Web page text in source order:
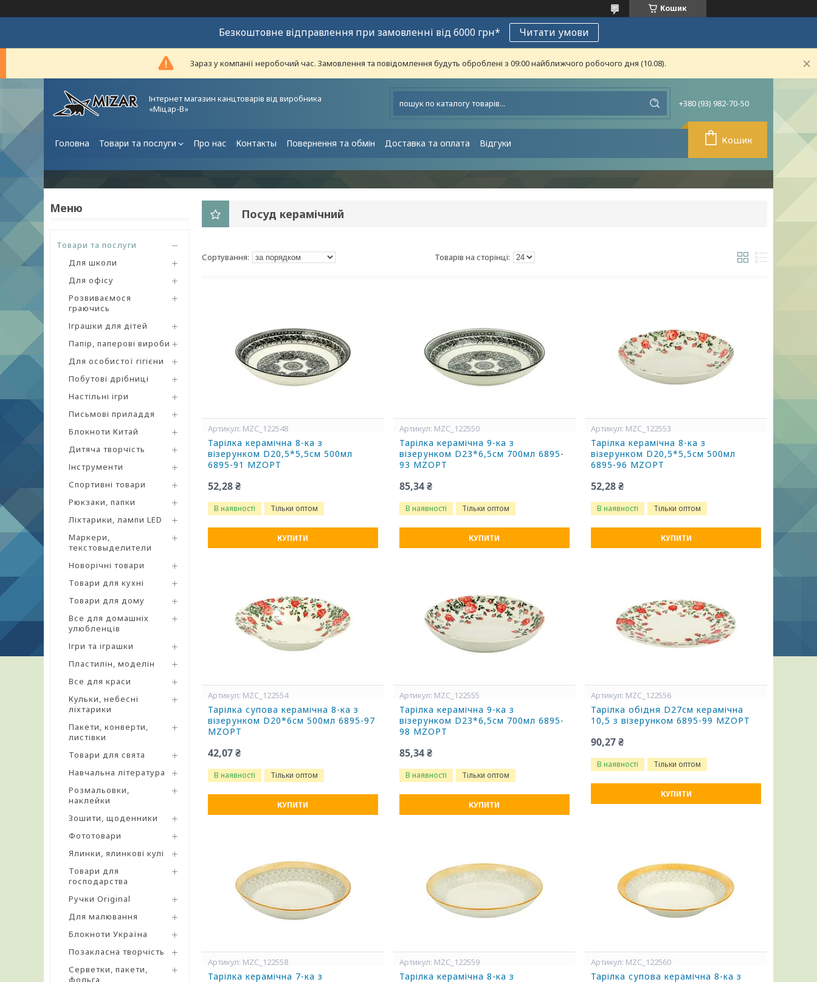
Кошик
Безкоштовне відправлення при замовленні від 6000 грн* Читати умови
Зараз у компанії неробочий час. Замовлення та повідомлення будуть оброблені з 09:00 найближчого робочого дня (10.08).
Інтернет магазин канцтоварів від виробника
«Міцар-В»
+380 (93) 982-70-50
Головна Товари та послуги Про нас Контакты Повернення та обмін Доставка та оплата Відгуки Кошик
Товари та послуги
Для школи
Для офісу
Розвиваємося
граючись
Іграшки для дітей
Папір, паперові вироби
Для особистої гігієни
Побутові дрібниці
Настільні ігри
Письмові приладдя
Блокноти Китай
Дитяча творчість
Інструменти
Спортивні товари
Рюкзаки, папки
Ліхтарики, лампи LED
Маркери,
текстовыделители
Новорічні товари
Товари для кухні
Товари для дому
Все для домашніх
улюбленців
Ігри та іграшки
Пластилін, моделін
Все для краси
Кульки, небесні
ліхтарики
Пакети, конверти,
листівки
Товари для свята
Навчальна література
Розмальовки,
наклейки
Зошити, щоденники
Фототовари
Ялинки, ялинкові кулі
Товари для
господарства
Ручки Original
Для малювання
Блокноти Україна
Позакласна творчість
Серветки, пакети,
фольга
Посуд керамічний
MZC_122548
Тарілка керамічна 8-ка з
візерунком D20,5*5,5см 500мл
6895-91 MZOPT
52,28 ₴
В наявності Тільки оптом
КУПИТИ
MZC_122550
Тарілка керамічна 9-ка з
візерунком D23*6,5см 700мл 6895-
93 MZOPT
85,34 ₴
В наявності Тільки оптом
КУПИТИ
MZC_122553
Тарілка керамічна 8-ка з
візерунком D20,5*5,5см 500мл
6895-96 MZOPT
52,28 ₴
В наявності Тільки оптом
КУПИТИ
MZC_122554
Тарілка супова керамічна 8-ка з
візерунком D20*6cм 500мл 6895-97
MZOPT
42,07 ₴
В наявності Тільки оптом
КУПИТИ
MZC_122555
Тарілка керамічна 9-ка з
візерунком D23*6,5см 700мл 6895-
98 MZOPT
85,34 ₴
В наявності Тільки оптом
КУПИТИ
MZC_122556
Тарілка обідня D27см керамічна
10,5 з візерунком 6895-99 MZOPT
90,27 ₴
В наявності Тільки оптом
КУПИТИ
MZC_122558
Тарілка керамічна 7-ка з
MZC_122559
Тарілка керамічна 8-ка з
MZC_122560
Тарілка супова керамічна 8-ка з